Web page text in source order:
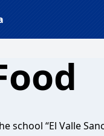
school “El Valle